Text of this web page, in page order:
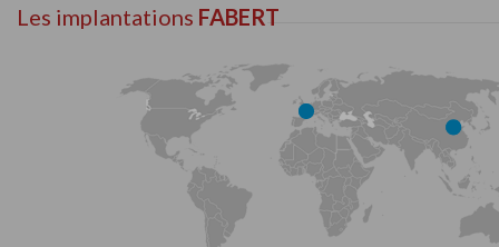
Les implantations FABERT